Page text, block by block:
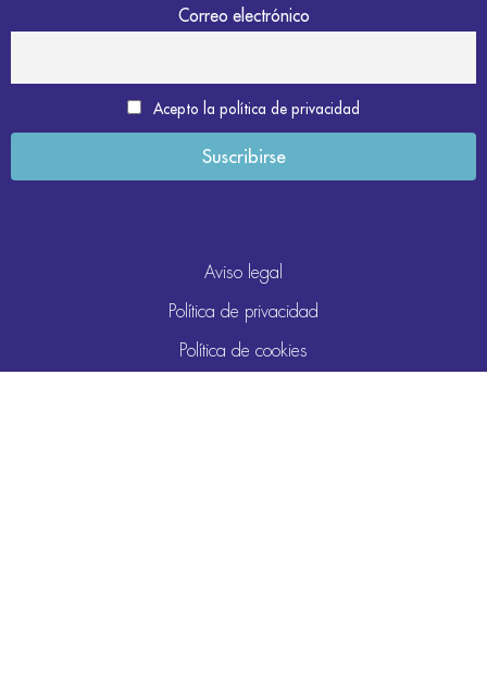
Correo electrónico
Acepto la política de privacidad
Aviso legal
Política de privacidad
Política de cookies